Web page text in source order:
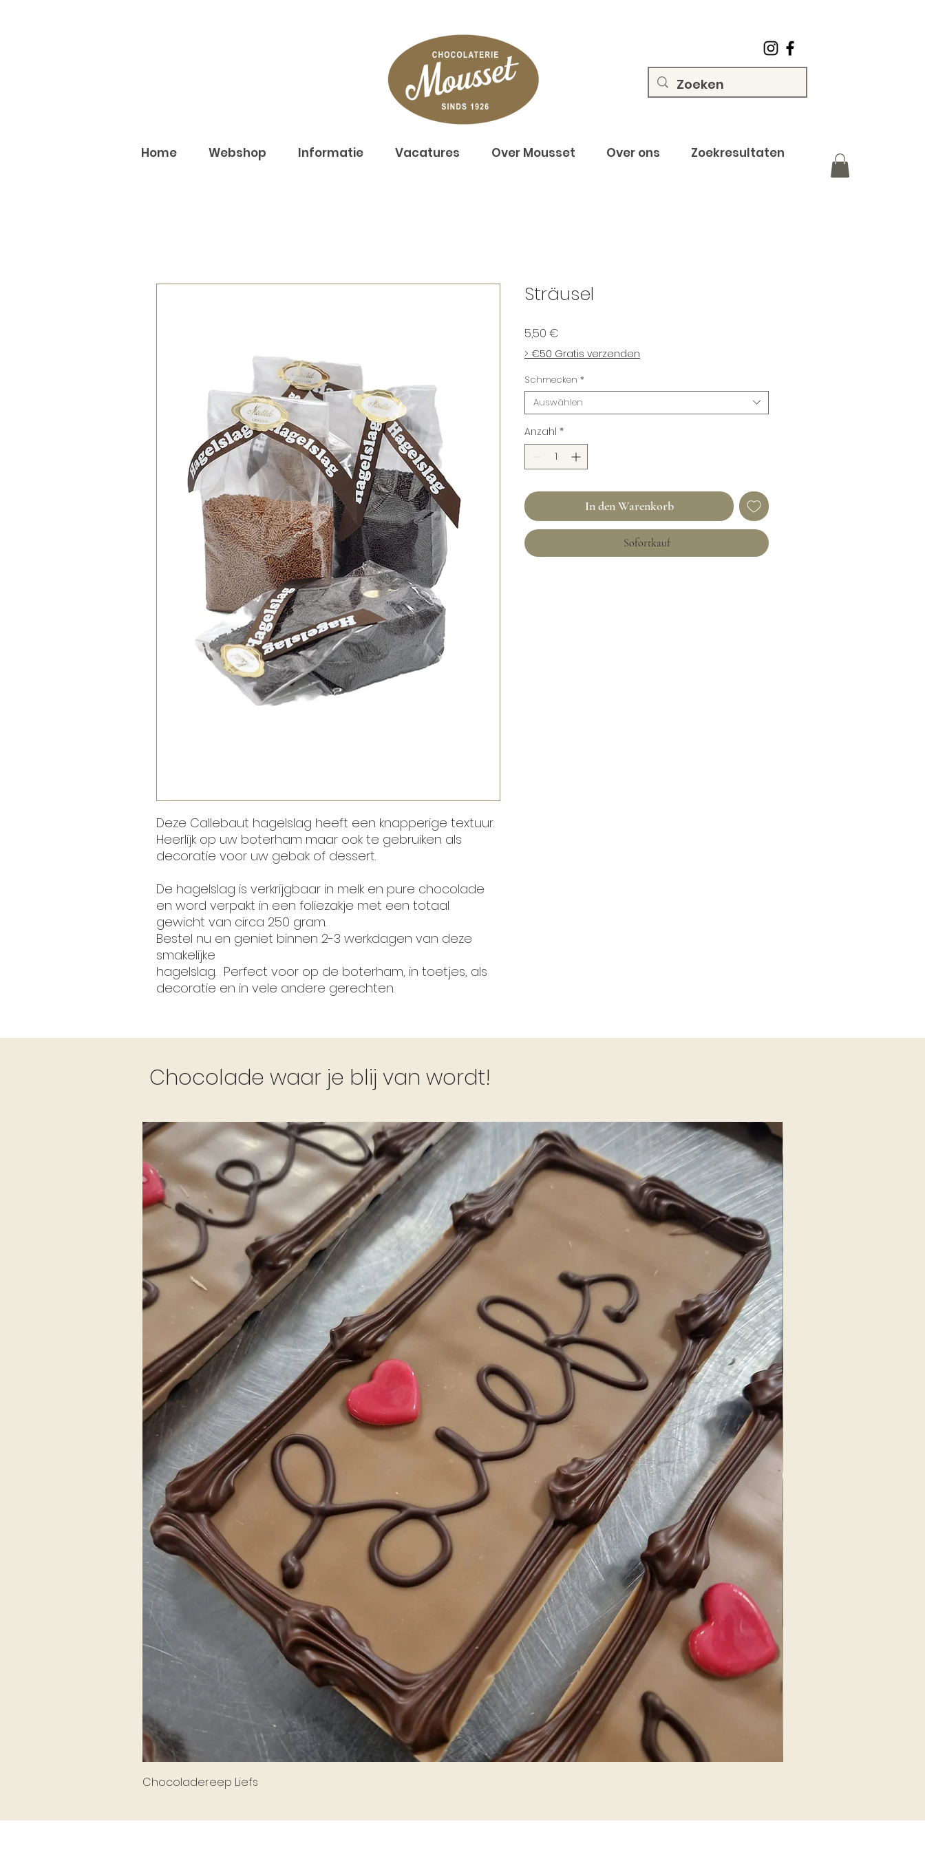
Home Webshop Informatie Vacatures Over Mousset Over ons Zoekresultaten
Deze Callebaut hagelslag heeft een knapperige textuur.
Heerlijk op uw boterham maar ook te gebruiken als
decoratie voor uw gebak of dessert.
De hagelslag is verkrijgbaar in melk en pure chocolade
en word verpakt in een foliezakje met een totaal
gewicht van circa 250 gram.
Bestel nu en geniet binnen 2-3 werkdagen van deze
smakelijke
hagelslag. Perfect voor op de boterham, in toetjes, als
decoratie en in vele andere gerechten.
Sträusel
5,50 €
> €50 Gratis verzenden
Schmecken *
Auswählen
Anzahl *
In den Warenkorb
Sofortkauf
Chocolade waar je blij van wordt!
Chocoladereep Liefs